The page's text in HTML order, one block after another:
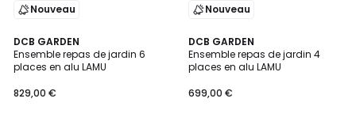
Nouveau
DCB GARDEN
Ensemble repas de jardin 6
places en alu LAMU
829,00 €
Nouveau
DCB GARDEN
Ensemble repas de jardin 4
places en alu LAMU
699,00 €